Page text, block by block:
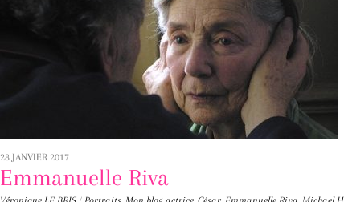
28 JANVIER 2017
Emmanuelle Riva